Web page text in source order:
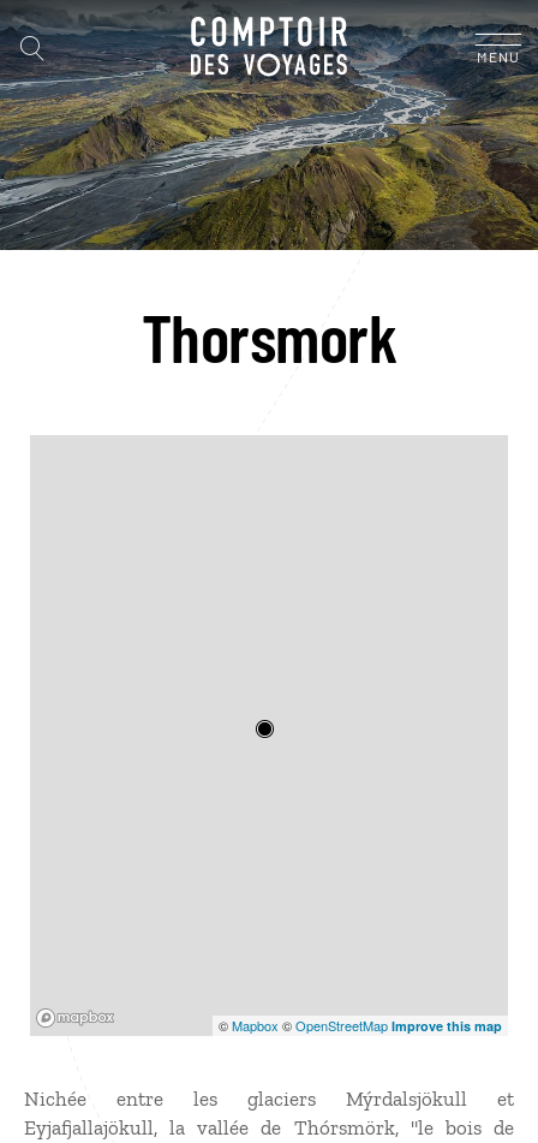
MENU
Thorsmork
©Mapbox ©OpenStreetMap Improve this map
Nichée entre les glaciers Mýrdalsjökull et
Eyjafjallajökull, la vallée de Thórsmörk, "le bois de